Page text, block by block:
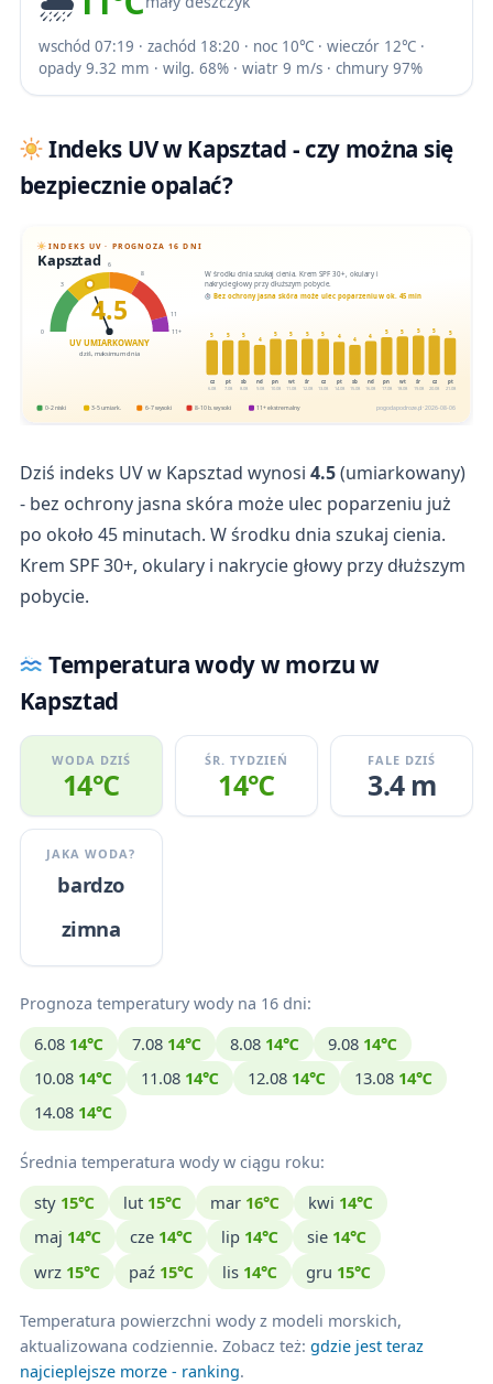
wschód 07:19 · zachód 18:20 · noc 10℃ · wieczór 12℃ ·
opady 9.32 mm · wilg. 68% · wiatr 9 m/s · chmury 97%
Indeks UV w Kapsztad - czy można się
bezpiecznie opalać?
INDEKS UV · PROGNOZA 16 DNI
Kapsztad
0
3
6
8
11
11+
4.5
UV UMIARKOWANY
dziś, maksimum dnia
W środku dnia szukaj cienia. Krem SPF 30+, okulary i
nakrycie głowy przy dłuższym pobycie.
Bez ochrony jasna skóra może ulec poparzeniu w ok. 45 min
5
cz
6.08
5
pt
7.08
5
sb
8.08
4
nd
9.08
5
pn
10.08
5
wt
11.08
5
śr
12.08
5
cz
13.08
4
pt
14.08
4
sb
15.08
4
nd
16.08
5
pn
17.08
5
wt
18.08
5
śr
19.08
5
cz
20.08
5
pt
21.08
0-2 niski 3-5 umiark. 6-7 wysoki 8-10 b. wysoki 11+ ekstremalny pogodapodroze.pl · 2026-08-06
Dziś indeks UV w Kapsztad wynosi 4.5(umiarkowany)
- bez ochrony jasna skóra może ulec poparzeniu już
po około 45 minutach. W środku dnia szukaj cienia.
Krem SPF 30+, okulary i nakrycie głowy przy dłuższym
pobycie.
Temperatura wody w morzu w
Kapsztad
WODA DZIŚ
14℃
ŚR. TYDZIEŃ
14℃
FALE DZIŚ
3.4 m
JAKA WODA?
bardzo
zimna
Prognoza temperatury wody na 16 dni:
6.08 14℃ 7.08 14℃ 8.08 14℃ 9.08 14℃
10.08 14℃ 11.08 14℃ 12.08 14℃ 13.08 14℃
14.08 14℃
Średnia temperatura wody w ciągu roku:
sty 15℃ lut 15℃ mar 16℃ kwi 14℃
maj 14℃ cze 14℃ lip 14℃ sie 14℃
wrz 15℃ paź 15℃ lis 14℃ gru 15℃
Temperatura powierzchni wody z modeli morskich,
aktualizowana codziennie. Zobacz też: gdzie jest teraz
najcieplejsze morze - ranking.